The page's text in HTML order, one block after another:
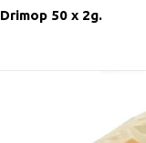
Drimop 50 x 2g.